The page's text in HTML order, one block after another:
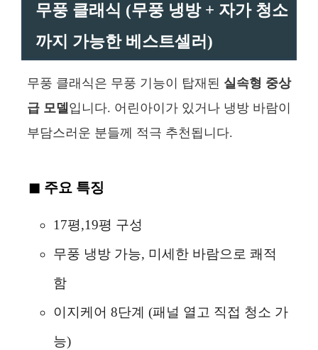
무풍 클래식 (무풍 냉방 + 자가 청소
까지 가능한 베스트셀러)
무풍 클래식은 무풍 기능이 탑재된 실속형 중상
급 모델입니다. 어린아이가 있거나 냉방 바람이
부담스러운 분들께 적극 추천됩니다.
주요 특징
17평,19평 구성
무풍 냉방 가능, 미세한 바람으로 쾌적
함
이지케어 8단계 (패널 열고 직접 청소 가
능)